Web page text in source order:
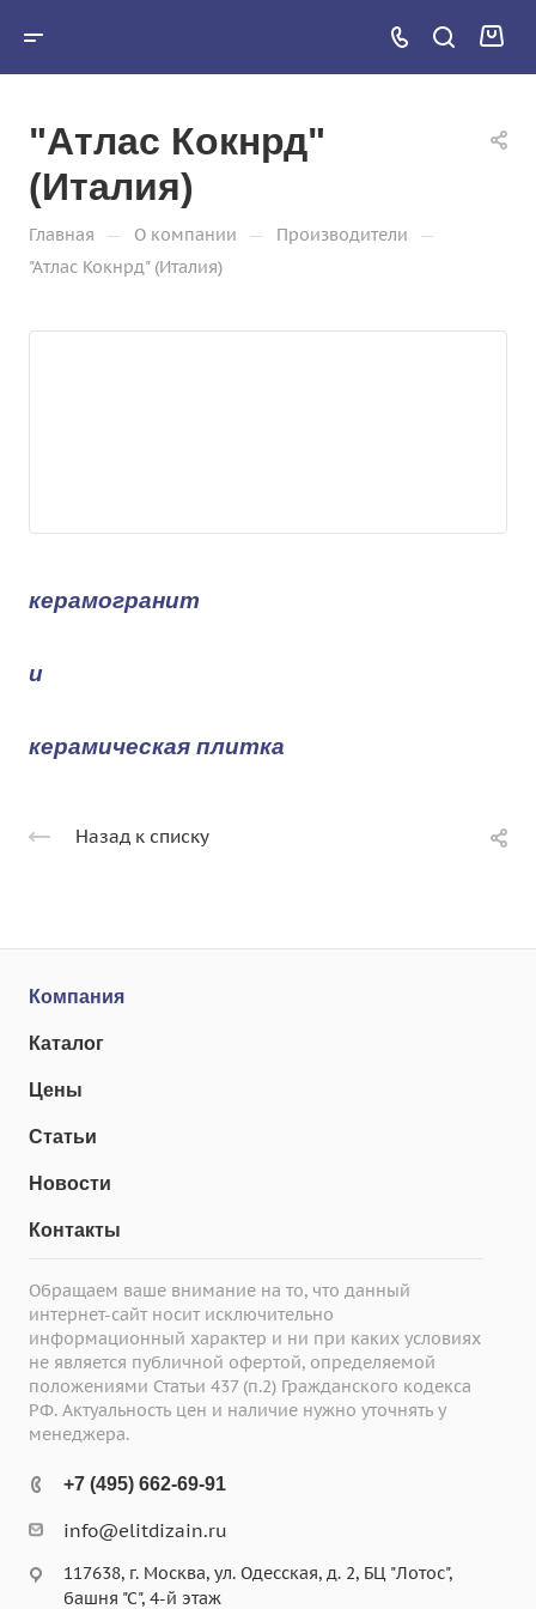
"Атлас Кокнрд"
(Италия)
Главная — О компании — Производители —
"Атлас Кокнрд" (Италия)
керамогранит
и
керамическая плитка
Назад к списку
Компания
Каталог
Цены
Статьи
Новости
Контакты
Обращаем ваше внимание на то, что данный
интернет-сайт носит исключительно
информационный характер и ни при каких условиях
не является публичной офертой, определяемой
положениями Статьи 437 (п.2) Гражданского кодекса
РФ. Актуальность цен и наличие нужно уточнять у
менеджера.
+7 (495) 662-69-91
info@elitdizain.ru
117638, г. Москва, ул. Одесская, д. 2, БЦ "Лотос",
башня "С", 4-й этаж